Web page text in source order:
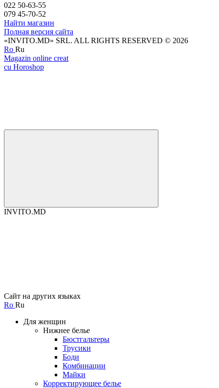
022 50-63-55
079 45-70-52
Найти магазин
Полная версия сайта
«INVITO.MD» SRL. ALL RIGHTS RESERVED © 2026
Ro Ru
Magazin online creat
cu Horoshop
INVITO.MD
Сайт на других языках
Ro Ru
Для женщин
Нижнее белье
Бюстгальтеры
Трусики
Боди
Комбинации
Майки
Корректирующее белье